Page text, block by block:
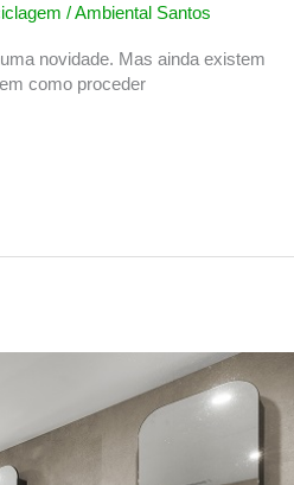
/Ambiental Santos
novidade. Mas ainda existem
como proceder